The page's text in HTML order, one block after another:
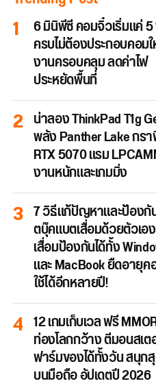
6 มินิพีซี คอมจิ๋วเริ่มแค่
ครบไม่ต้องประกอบคอม
งานครอบคลุม ลดค่าไฟ
ประหยัดพื้นที่
น่าลอง ThinkPad T1g
พลัง Panther Lake กร
RTX 5070 แรม
งานหนักและเกมมิ่ง
7 วิธีแก้ปัญหาและป้องกั
ตบุ๊คแบตเสื่อมด้วยตัวเอ
เสื่อมป้องกันได้ทั้ง
และ MacBook ยืดอายุค
ใช้ได้อีกหลายปี!
12 เกมเก็บเวล ฟรี
ท่องโลกกว้าง ตีมอนสเ
ฟาร์มของได้ทั้งวัน สนุก
บนมือถือ อัปเดตปี 2026